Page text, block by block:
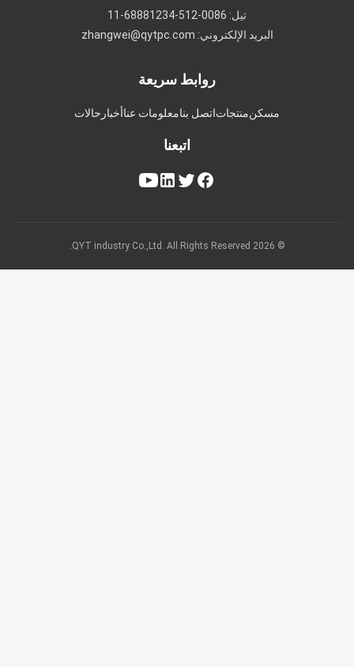
البريد الإلكتروني: zhangwei@qytpc.com
روابط سريعة
مسكنمنتجاتاتصل بنامعلومات عناأخبارحالات